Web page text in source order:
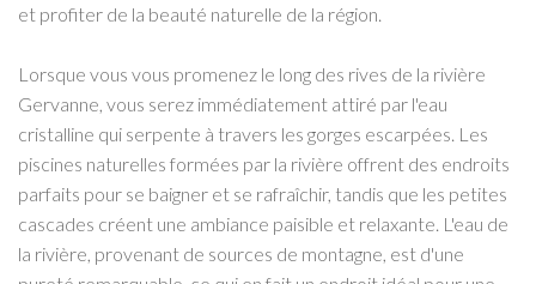
et profiter de la beauté naturelle de la région.
Lorsque vous vous promenez le long des rives de la rivière
Gervanne, vous serez immédiatement attiré par l'eau
cristalline qui serpente à travers les gorges escarpées. Les
piscines naturelles formées par la rivière offrent des endroits
parfaits pour se baigner et se rafraîchir, tandis que les petites
cascades créent une ambiance paisible et relaxante. L'eau de
la rivière, provenant de sources de montagne, est d'une